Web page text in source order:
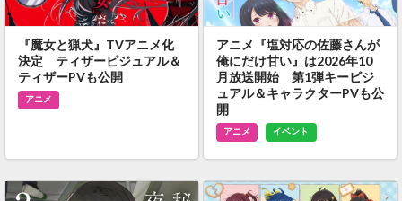
『魔女と猟犬』TVアニメ化
決定 ティザービジュアル＆
ティザーPVも公開
アニメ
アニメ『塩対応の佐藤さんが
俺にだけ甘い』は2026年10
月放送開始 第1弾キービジ
ュアル＆キャラクターPVも公
開
アニメ イベント